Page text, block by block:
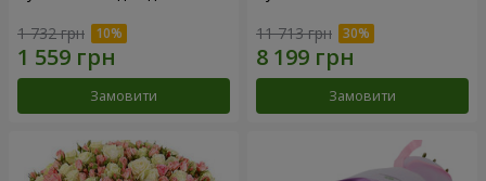
1 732 грн
Замовити
11 713 грн
Замовити